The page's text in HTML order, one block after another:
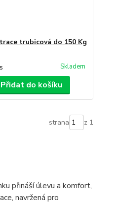
trubicová do 150 Kg
Skladem
Přidat do košíku
strana z 1
přináší úlevu a komfort,
navržená pro